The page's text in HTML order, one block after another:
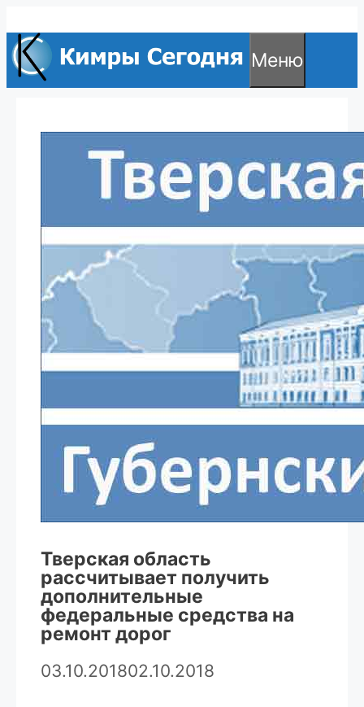
к
содержимому
Меню
Тверская область
рассчитывает получить
дополнительные
федеральные средства на
ремонт дорог
03.10.201802.10.2018